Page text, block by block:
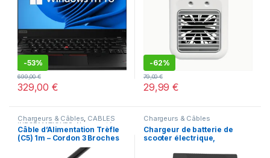
-53%
329,00€
699,00€
-62%
29,99€
79,00€
Chargeurs & Câbles, CÂBLES
INFORMATIQUES , Nouveautés
Offres spéciales
Câble d’Alimentation Trèfle
(C5) 1m – Cordon 3 Broches
pour Chargeur PC Portable
(Dell, HP, Lenovo, ASUS), TV
Chargeurs & Câbles
Chargeur de batterie de
scooter électrique,
indicateur LED,